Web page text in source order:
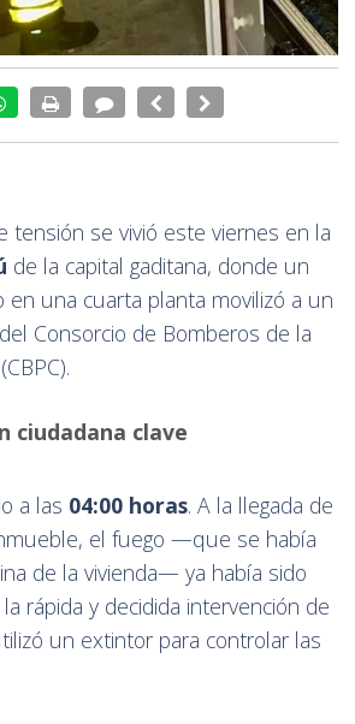
tensión se vivió este viernes en la
de la capital gaditana, donde un
en una cuarta planta movilizó a un
Consorcio de Bomberos de la
ciudadana clave
a las 04:00 horas. A la llegada de
el fuego —que se había
de la vivienda— ya había sido
rápida y decidida intervención de
un extintor para controlar las